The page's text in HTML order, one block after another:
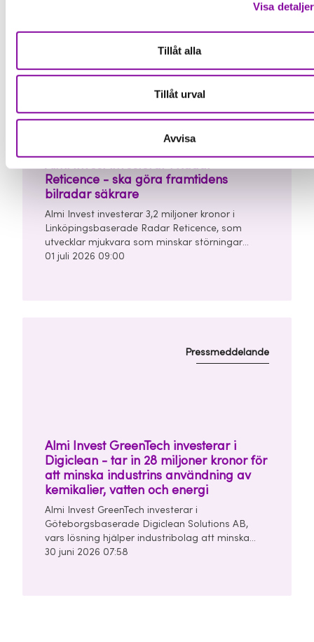
Visa detaljer
Tillåt alla
Tillåt urval
Avvisa
finansieringsrunda om totalt 7 miljoner kronor.
Almi Invest investerar i Radar
Reticence - ska göra framtidens
bilradar säkrare
Pressmeddelande
Almi Invest investerar 3,2 miljoner kronor i
Linköpingsbaserade Radar Reticence, som
utvecklar mjukvara som minskar störningar
mellan bilars radarsystem. Investeringen görs
01 juli 2026 09:00
Almi Invest GreenTech investerar i
Digiclean - tar in 28 miljoner kronor för
att minska industrins användning av
kemikalier, vatten och energi
Pressmeddelande
Almi Invest GreenTech investerar i
Göteborgsbaserade Digiclean Solutions AB,
vars lösning hjälper industribolag att minska
användningen av kemikalier, vatten och energi i
30 juni 2026 07:58